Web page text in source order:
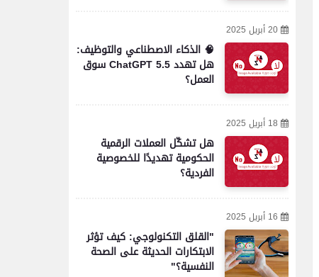
20 أبريل 2025
🧠 الذكاء الاصطناعي والتوظيف:
هل تهدد ChatGPT 5.5 سوق
العمل؟
18 أبريل 2025
هل تشكّل العملات الرقمية
الحكومية تهديدًا للخصوصية
الفردية؟
16 أبريل 2025
"القلق التكنولوجي: كيف تؤثر
الابتكارات الحديثة على الصحة
النفسية؟"